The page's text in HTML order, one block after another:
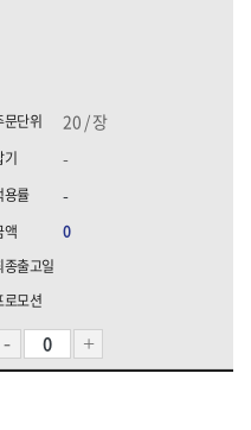
20 / 장
-
-
0